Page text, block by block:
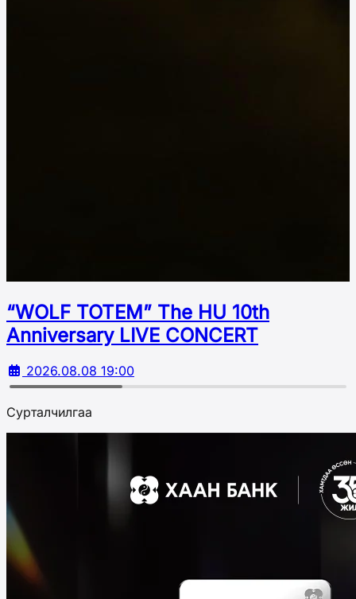
“WOLF TOTEM” The HU 10th
Аnniversary LIVE CONCERT
2026.08.08 19:00
Сурталчилгаа